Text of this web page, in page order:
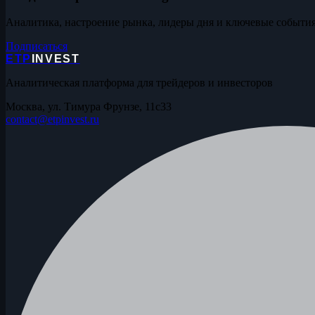
Аналитика, настроение рынка, лидеры дня и ключевые
Подписаться
ETP
INVEST
Аналитическая платформа для трейдеров и инвесторов
Москва, ул. Тимура Фрунзе, 11с33
contact@etpinvest.ru